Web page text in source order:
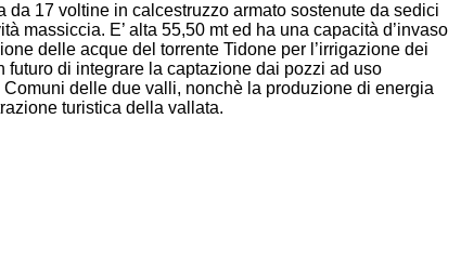
17 voltine in calcestruzzo armato sostenute da sedici
massiccia. E’ alta 55,50 mt ed ha una capacità d’invaso
delle acque del torrente Tidone per l’irrigazione dei
di integrare la captazione dai pozzi ad uso
delle due valli, nonchè la produzione di energia
turistica della vallata.